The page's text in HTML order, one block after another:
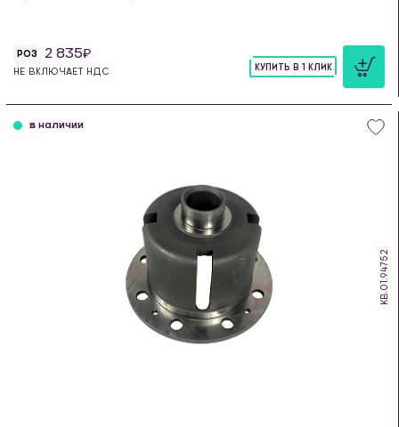
РОЗ 2 835
НЕ ВКЛЮЧАЕТ НДС
КУПИТЬ В 1 КЛИК
KB.01.94752
в наличии